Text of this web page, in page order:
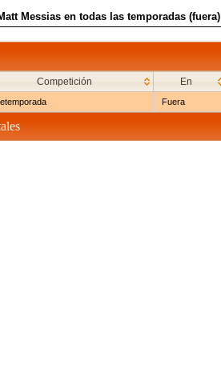
Messias en todas las temporadas (fuera)
Competición En
Fuera